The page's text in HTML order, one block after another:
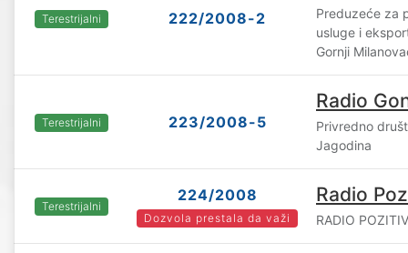
Terestrijalni 222/2008-2
Preduzeće za
usluge i
Gornji
Terestrijalni 223/2008-5
Radio
Privredno
Jagodina
Terestrijalni
224/2008
Dozvola prestala da važi
Radio
RADIO